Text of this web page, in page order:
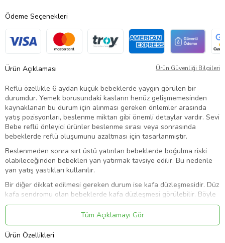
Ödeme Seçenekleri
Ürün Açıklaması Ürün Güvenliği Bilgileri
Reflü özellikle 6 aydan küçük bebeklerde yaygın görülen bir
durumdur. Yemek borusundaki kasların henüz gelişmemesinden
kaynaklanan bu durum için alınması gereken önlemler arasında
yatış pozisyonları, beslenme miktarı gibi önemli detaylar vardır. Sevi
Bebe reflü önleyici ürünler beslenme sırası veya sonrasında
bebeklerde reflü oluşumunu azaltması için tasarlanmıştır.
Beslenmeden sonra sırt üstü yatırılan bebeklerde boğulma riski
olabileceğinden bebekleri yan yatırmak tavsiye edilir. Bu nedenle
yan yatış yastıkları kullanılır.
Bir diğer dikkat edilmesi gereken durum ise kafa düzleşmesidir. Düz
kafa sendromu olan bebeklerde kafa düzleşmesi görülebilir. Böyle
bir durumda kafa şekillendirici yastık kullanmak gerekebilir.
Sevi Bebe’nin inovatif ürünü olan Kafa Şekillendirici Yastık & Yan
Yatış Yastığı iki ihtiyacı da karşılayarak, bebeklere daha rahat bir
uyku sunar .Bebeğin büyüklüğüne göre cırt bantlar ile ayarlanabilir
Tüm Açıklamayı Gör
Ürün Özellikleri